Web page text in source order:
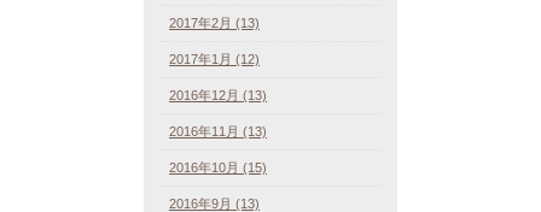
2017年2月 (13)
2017年1月 (12)
2016年12月 (13)
2016年11月 (13)
2016年10月 (15)
2016年9月 (13)